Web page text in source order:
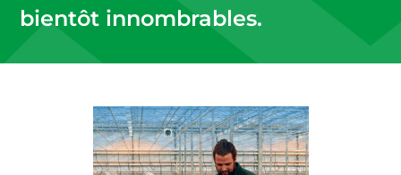
bientôt innombrables.